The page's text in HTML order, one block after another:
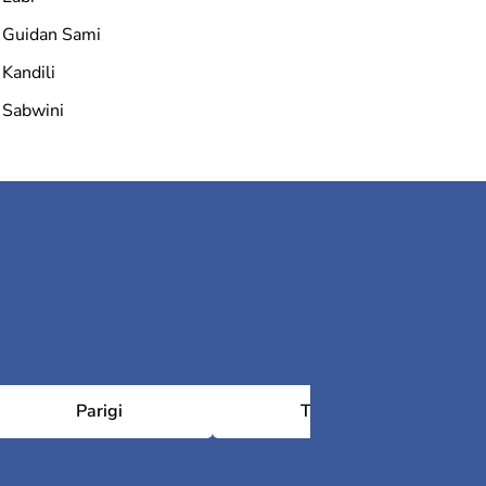
Guidan Sami
Kandili
Sabwini
Parigi Tolosa